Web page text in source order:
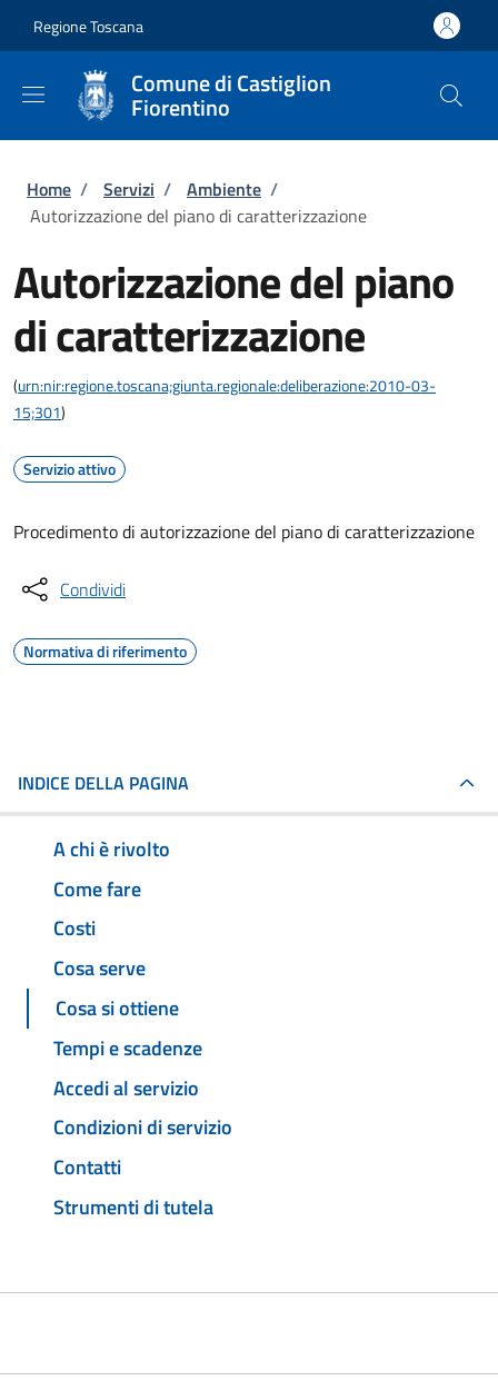
Regione Toscana
Comune di Castiglion
Fiorentino
Briciole di pane
Home / Servizi / Ambiente /
Autorizzazione del piano di caratterizzazione
Autorizzazione del piano
di caratterizzazione
(urn:nir:regione.toscana;giunta.regionale:deliberazione:2010-03-
15;301)
Servizio attivo
Procedimento di autorizzazione del piano di caratterizzazione
Condividi
Normativa di riferimento
INDICE DELLA PAGINA
A chi è rivolto
Come fare
Costi
Cosa serve
Cosa si ottiene
Tempi e scadenze
Accedi al servizio
Condizioni di servizio
Contatti
Strumenti di tutela